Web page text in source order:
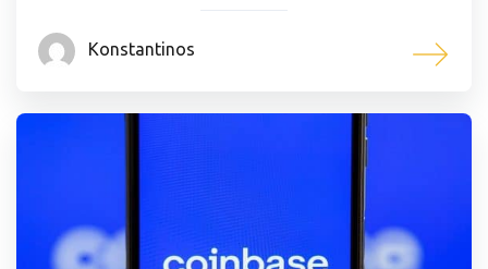
Konstantinos